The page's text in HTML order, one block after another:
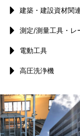
建築・建設資材関
測定/測量工具・レ
電動工具
高圧洗浄機